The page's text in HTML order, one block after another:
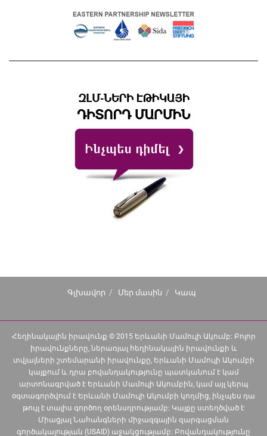
Գլխավոր Մեր մասին Կապ
Հեղինակային իրավունք © 2015 Երևանի Մամուլի Ակումբ: Բոլոր
իրավունքները, ներառյալ հեղինակային իրավունքի և
տվյալների շտեմարանի իրավունքը, Երևանի Մամուլի Ակումբի
կայքում և դրա բովանդակությունը պատկանում է կամ
արտոնագրված է Երևանի Մամուլի Ակումբին, կամ այլ կերպ
օգտագործվում է Երևանի Մամուլի Ակումբի կողմից, ինչպես դա
թույլ է տալիս գործող օրենսդրությամբ: Կայքը ստեղծված է
Միացյալ Նահանգների միջազգային զարգացման
գործակալության (USAID) աջակցությամբ: Բովանդակությունը